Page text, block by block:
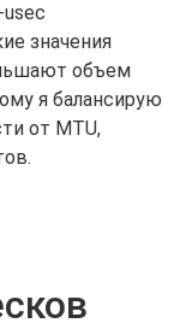
значения
объем
я балансирую
от MTU,